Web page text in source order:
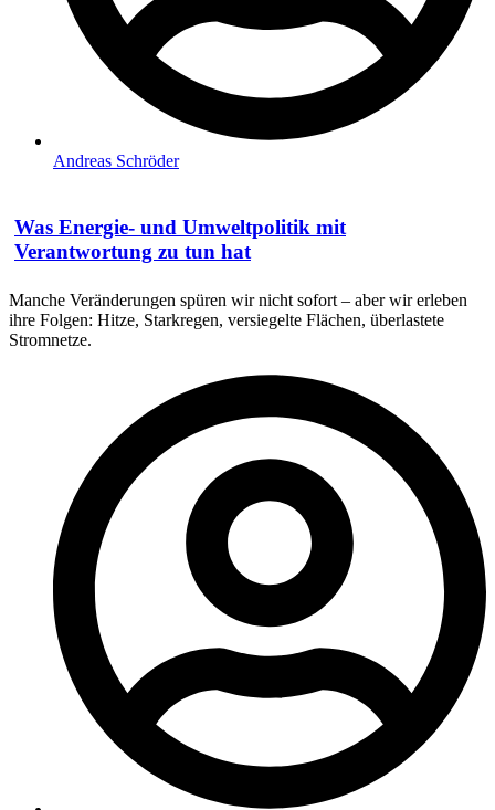
Andreas Schröder
Was Energie- und Umweltpolitik mit
Verantwortung zu tun hat
Manche Veränderungen spüren wir nicht sofort – aber wir erleben
ihre Folgen: Hitze, Starkregen, versiegelte Flächen, überlastete
Stromnetze.